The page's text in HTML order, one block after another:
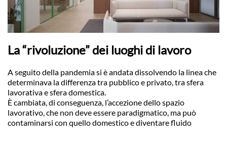
La “rivoluzione” dei luoghi di lavoro
A seguito della pandemia si è andata dissolvendo la linea che
determinava la differenza tra pubblico e privato, tra sfera
lavorativa e sfera domestica.
È cambiata, di conseguenza, l’accezione dello spazio
lavorativo, che non deve essere paradigmatico, ma può
contaminarsi con quello domestico e diventare fluido